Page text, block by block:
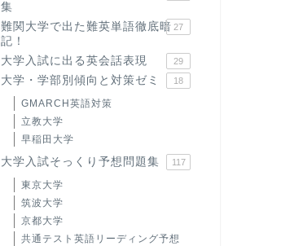
集
難関大学で出た難英単語徹底暗
記！
27
大学入試に出る英会話表現 29
大学・学部別傾向と対策ゼミ 18
GMARCH英語対策
立教大学
早稲田大学
大学入試そっくり予想問題集 117
東京大学
筑波大学
京都大学
共通テスト英語リーディング予想